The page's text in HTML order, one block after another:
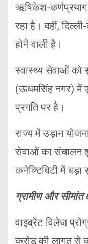
ऋषिकेश-
रहा है। वहीं,
होने वाली है।
स्वास्थ्य सेवाओं को
(ऊधमसिंह नगर) में
प्रगति पर है।
राज्य में उड़ान
सेवाओं का संचालन
कनेक्टिविटी में बड़ा
ग्रामीण और सीमांत
वाइब्रेंट विलेज
करोड़ की लागत से